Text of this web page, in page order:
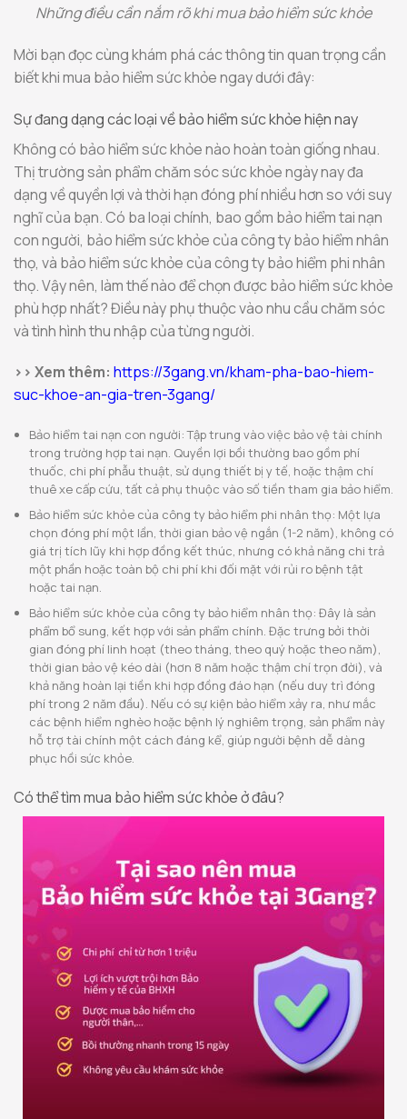
Những điều cần nắm rõ khi mua bảo hiểm sức khỏe
Mời bạn đọc cùng khám phá các thông tin quan trọng cần
biết khi mua bảo hiểm sức khỏe ngay dưới đây:
Sự đang dạng các loại về bảo hiểm sức khỏe hiện nay
Không có bảo hiểm sức khỏe nào hoàn toàn giống nhau.
Thị trường sản phẩm chăm sóc sức khỏe ngày nay đa
dạng về quyền lợi và thời hạn đóng phí nhiều hơn so với suy
nghĩ của bạn. Có ba loại chính, bao gồm bảo hiểm tai nạn
con người, bảo hiểm sức khỏe của công ty bảo hiểm nhân
thọ, và bảo hiểm sức khỏe của công ty bảo hiểm phi nhân
thọ. Vậy nên, làm thế nào để chọn được bảo hiểm sức khỏe
phù hợp nhất? Điều này phụ thuộc vào nhu cầu chăm sóc
và tình hình thu nhập của từng người.
>> Xem thêm: https://3gang.vn/kham-pha-bao-hiem-
suc-khoe-an-gia-tren-3gang/
Bảo hiểm tai nạn con người: Tập trung vào việc bảo vệ tài chính
trong trường hợp tai nạn. Quyền lợi bồi thường bao gồm phí
thuốc, chi phí phẫu thuật, sử dụng thiết bị y tế, hoặc thậm chí
thuê xe cấp cứu, tất cả phụ thuộc vào số tiền tham gia bảo hiểm.
Bảo hiểm sức khỏe của công ty bảo hiểm phi nhân thọ: Một lựa
chọn đóng phí một lần, thời gian bảo vệ ngắn (1-2 năm), không có
giá trị tích lũy khi hợp đồng kết thúc, nhưng có khả năng chi trả
một phần hoặc toàn bộ chi phí khi đối mặt với rủi ro bệnh tật
hoặc tai nạn.
Bảo hiểm sức khỏe của công ty bảo hiểm nhân thọ: Đây là sản
phẩm bổ sung, kết hợp với sản phẩm chính. Đặc trưng bởi thời
gian đóng phí linh hoạt (theo tháng, theo quý hoặc theo năm),
thời gian bảo vệ kéo dài (hơn 8 năm hoặc thậm chí trọn đời), và
khả năng hoàn lại tiền khi hợp đồng đáo hạn (nếu duy trì đóng
phí trong 2 năm đầu). Nếu có sự kiện bảo hiểm xảy ra, như mắc
các bệnh hiểm nghèo hoặc bệnh lý nghiêm trọng, sản phẩm này
hỗ trợ tài chính một cách đáng kể, giúp người bệnh dễ dàng
phục hồi sức khỏe.
Có thể tìm mua bảo hiểm sức khỏe ở đâu?